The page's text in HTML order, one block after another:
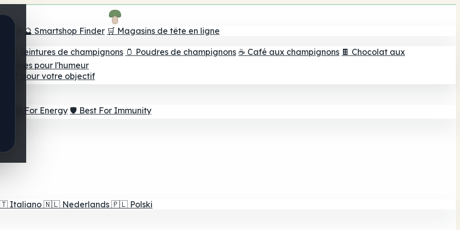
tête 🔮 Smartshop Finder 🛒 Magasins de tête en ligne
💧 Teintures de champignons 🫙 Poudres de champignons ☕ Café aux champignons 🍫 Chocolat aux
Gommes pour l'humeur
pour votre objectif
⚡ Best For Energy 🛡️ Best For Immunity
Italiano 🇳🇱 Nederlands 🇵🇱 Polski